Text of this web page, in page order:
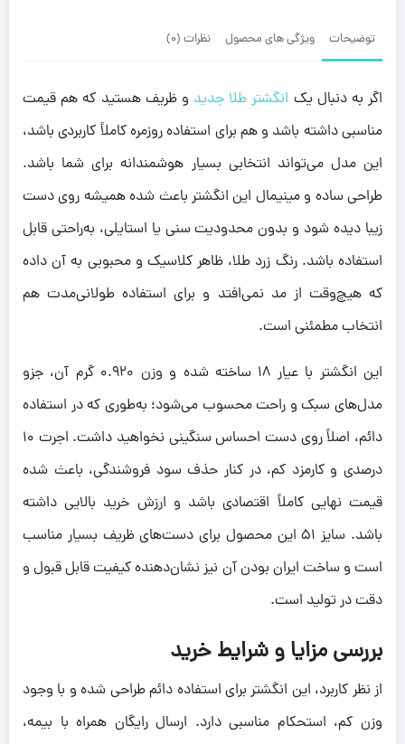
توضیحات ویژگی های محصول نظرات (0)
اگر به دنبال یک انگشتر طلا جدید و ظریف هستید که هم قیمت
مناسبی داشته باشد و هم برای استفاده روزمره کاملاً کاربردی باشد،
این مدل می‌تواند انتخابی بسیار هوشمندانه برای شما باشد.
طراحی ساده و مینیمال این انگشتر باعث شده همیشه روی دست
زیبا دیده شود و بدون محدودیت سنی یا استایلی، به‌راحتی قابل
استفاده باشد. رنگ زرد طلا، ظاهر کلاسیک و محبوبی به آن داده
که هیچ‌وقت از مد نمی‌افتد و برای استفاده طولانی‌مدت هم
انتخاب مطمئنی است.
این انگشتر با عیار ۱۸ ساخته شده و وزن ۰.۹۲۰ گرم آن، جزو
مدل‌های سبک و راحت محسوب می‌شود؛ به‌طوری که در استفاده
دائم، اصلاً روی دست احساس سنگینی نخواهید داشت. اجرت ۱۰
درصدی و کارمزد کم، در کنار حذف سود فروشندگی، باعث شده
قیمت نهایی کاملاً اقتصادی باشد و ارزش خرید بالایی داشته
باشد. سایز ۵۱ این محصول برای دست‌های ظریف بسیار مناسب
است و ساخت ایران بودن آن نیز نشان‌دهنده کیفیت قابل قبول و
دقت در تولید است.
بررسی مزایا و شرایط خرید
از نظر کاربرد، این انگشتر برای استفاده دائم طراحی شده و با وجود
وزن کم، استحکام مناسبی دارد. ارسال رایگان همراه با بیمه،